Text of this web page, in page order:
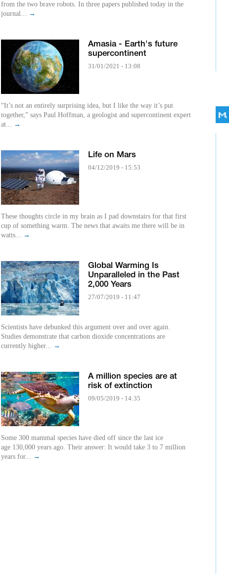
from the two brave robots. In three papers published today in the
journal... →
Amasia - Earth's future
supercontinent
31/01/2021 - 13:08
“It’s not an entirely surprising idea, but I like the way it’s put
together,” says Paul Hoffman, a geologist and supercontinent expert
at... →
Life on Mars
04/12/2019 - 15:53
These thoughts circle in my brain as I pad downstairs for that first
cup of something warm. The news that awaits me there will be in
watts... →
Global Warming Is
Unparalleled in the Past
2,000 Years
27/07/2019 - 11:47
Scientists have debunked this argument over and over again.
Studies demonstrate that carbon dioxide concentrations are
currently higher... →
A million species are at
risk of extinction
09/05/2019 - 14:35
Some 300 mammal species have died off since the last ice
age 130,000 years ago. Their answer: It would take 3 to 7 million
years for... →